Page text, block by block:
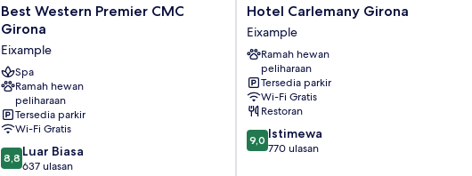
Best
Western
CMC
Girona
Eixample
Best Western Premier CMC
Girona
Eixample
Spa
Ramah hewan
peliharaan
Tersedia parkir
Wi-Fi Gratis
8.8
dari
8,8 Luar Biasa
637 ulasan
Hotel
Carlemany
Girona
Eixample
Hotel Carlemany Girona
Eixample
Ramah hewan
peliharaan
Tersedia parkir
Wi-Fi Gratis
Restoran
9.0
dari
9,0 Istimewa
770 ulasan